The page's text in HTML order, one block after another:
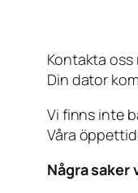
Kontakta
Din dator
Vi finns inte
Våra
Några saker